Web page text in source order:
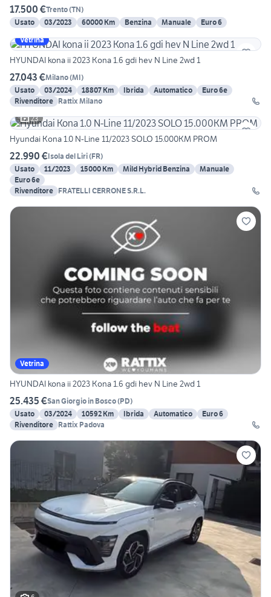
17.500 €Trento(TN)
Usato
03/2023 60000 Km Benzina Manuale
Euro 6
Vetrina
HYUNDAI kona ii 2023 Kona 1.6 gdi hev N Line 2wd 1
27.043 €Milano(MI)
Usato
03/2024 18807 Km Ibrida Automatico
Euro 6e
Rivenditore Rattix Milano
23
Hyundai Kona 1.0 N-Line 11/2023 SOLO 15.000KM PROM
22.990 €Isola del Liri(FR)
Usato
11/2023 15000 Km Mild Hybrid Benzina
Manuale
Euro 6e
Rivenditore FRATELLI CERRONE S.R.L.
Vetrina
HYUNDAI kona ii 2023 Kona 1.6 gdi hev N Line 2wd 1
25.435 €San Giorgio in Bosco(PD)
Usato
03/2024 10592 Km Ibrida Automatico
Euro 6
Rivenditore Rattix Padova